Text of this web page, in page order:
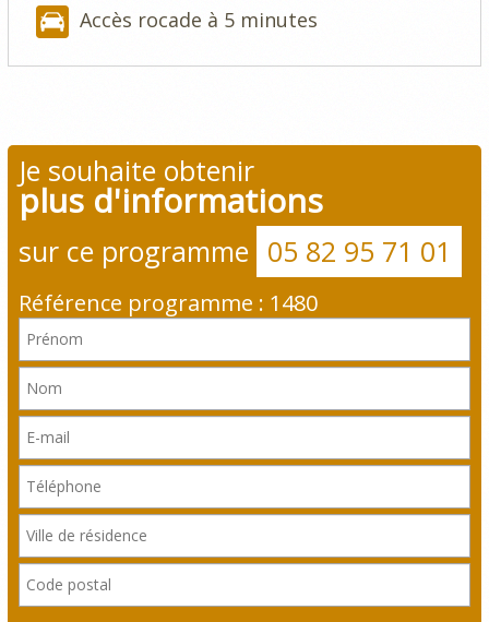
Accès rocade à 5 minutes
Je souhaite obtenir
plus d'informations
sur ce programme 05 82 95 71 01
Référence programme : 1480